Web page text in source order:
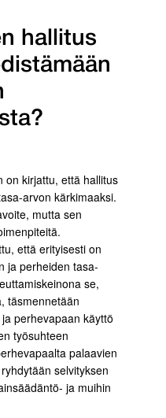
hallitus
on kirjattu, että hallitus
arvon kärkimaaksi.
mutta sen
että erityisesti on
ja perheiden tasa-
se,
täsmennetään
perhevapaan käyttö
työsuhteen
palaavien
selvityksen
ja muihin